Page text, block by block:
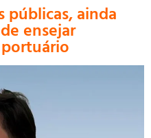
públicas, ainda
ensejar